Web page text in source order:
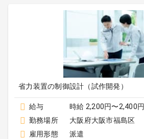
省力装置の制御設計（試作開発）
給与
時給 2,200円〜2,400円
勤務場所
大阪府大阪市福島区
雇用形態
派遣